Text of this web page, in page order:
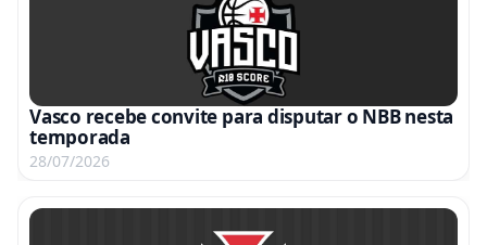
Vasco recebe convite para disputar o NBB nesta
temporada
28/07/2026